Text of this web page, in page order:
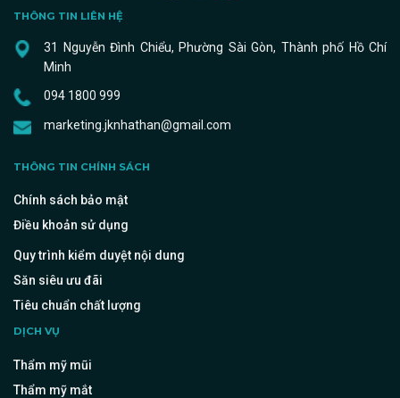
THÔNG TIN LIÊN HỆ
31 Nguyễn Đình Chiểu, Phường Sài Gòn, Thành phố Hồ Chí
Minh
094 1800 999
marketing.jknhathan@gmail.com
THÔNG TIN CHÍNH SÁCH
Chính sách bảo mật
Điều khoản sử dụng
Quy trình kiểm duyệt nội dung
Săn siêu ưu đãi
Tiêu chuẩn chất lượng
DỊCH VỤ
Thẩm mỹ mũi
Thẩm mỹ mắt